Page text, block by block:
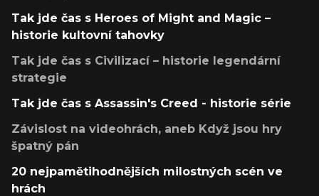
Tak jde čas s Heroes of Might and Magic –
historie kultovní tahovky
Tak jde čas s Civilizací – historie legendární
strategie
Tak jde čas s Assassin's Creed - historie série
Závislost na videohrách, aneb Když jsou hry
špatný pán
20 nejpamětihodnějších milostných scén ve
hrách